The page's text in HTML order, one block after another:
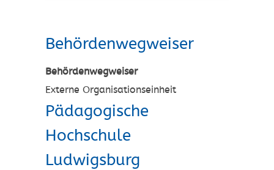
Behördenwegweiser
Behördenwegweiser
Externe Organisationseinheit
Pädagogische
Hochschule
Ludwigsburg